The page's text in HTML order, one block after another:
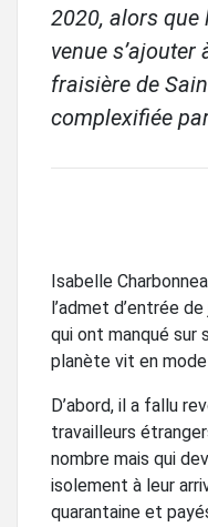
2020, alors que
venue
fraisière de
complexifiée
Isabelle
l’admet d’entrée
qui ont manqué sur
planète vit en
D’abord, il a fallu
travailleurs
nombre mais qui
isolement à leur
quarantaine et